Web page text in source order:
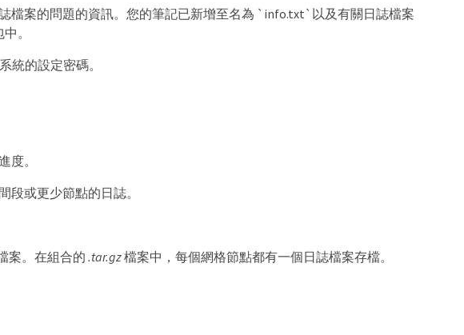
檔案的問題的資訊。您的筆記已新增至名為 `info.txt`以及有關日誌檔案
。
統的設定密碼。
度。
或更少節點的日誌。
案。在組合的.tar.gz檔案中，每個網格節點都有一個日誌檔案存檔。